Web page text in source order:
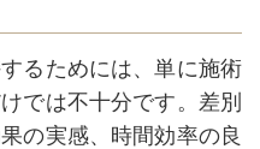
るためには、単に施術
では不十分です。差別
の実感、時間効率の良